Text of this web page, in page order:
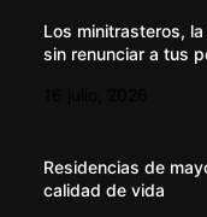
Los minitrasteros,
sin renunciar a tus
Residencias de
calidad de vida